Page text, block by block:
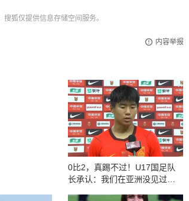
狐仅提供信息存储空间服务。
内容举报
0比2，真踢不过！U17国足队
长承认：我们在亚洲没见过这